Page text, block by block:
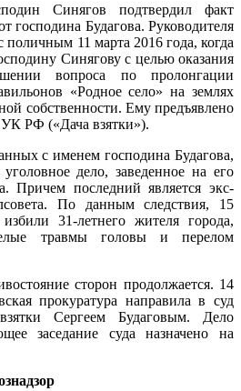
Синягов подтвердил факт
господина Будагова. Руководителя
поличным 11 марта 2016 года, когда
Синягову с целью оказания
вопроса по пролонгации
«Родное село» на землях
собственности. Ему предъявлено
РФ («Дача взятки»).
с именем господина Будагова,
дело, заведенное на его
Причем последний является экс-
По данным следствия, 15
31-летнего жителя города,
травмы головы и перелом
сторон продолжается. 14
прокуратура направила в суд
Сергеем Будаговым. Дело
заседание суда назначено на